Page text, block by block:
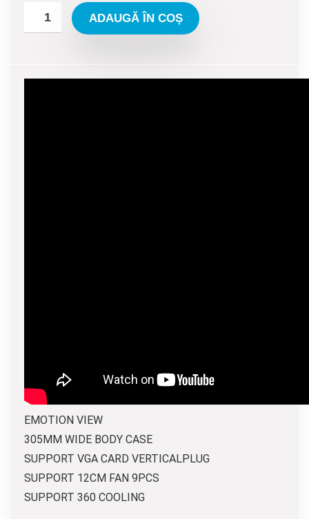
ADAUGĂ ÎN COȘ
EMOTION VIEW
305MM WIDE BODY CASE
SUPPORT VGA CARD VERTICALPLUG
SUPPORT 12CM FAN 9PCS
SUPPORT 360 COOLING